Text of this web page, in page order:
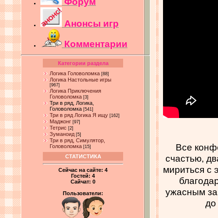
Анонсы игр
Комментарии
Категории раздела
Логика Головоломка [88]
Логика Настольные игры
[967]
Логика Приключения
Головоломка [3]
Три в ряд, Логика,
Головоломка [541]
Три в ряд Логика Я ищу [162]
Маджонг [97]
Тетрис [2]
Зуманоид [5]
Три в ряд, Симулятор,
Головоломка [15]
СТАТИСТИКА
Сейчас на сайте: 4
Гостей: 4
Сайчат: 0
Пользователи:
Все
счастью,
мириться с
ужасным
до